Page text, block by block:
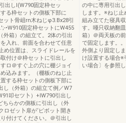
出しI(W790固定枠セッ
る枠セットの側板下部に
ット骨岨rn木ねじφ3.Bx28引
•W910固定枠セットにW455
外箱）の組立て。2体の引出
入れ、前面を合わせて任意
め位置は、スライドレールを
付け＠枠セットに引出し
ロ＠すぐ上の穴に棚ジョイ
込みます。（棚板のねじ止
する枠セットの側板下部に
し（外箱）の組立て例／W7
叩セツ卜）+IW790引出し
ちらかの側板に引出し（外
ゼッ卜扉が‘ピボット開き
付けてください。＠引出し
の中に専用引出
します。※ねじ
組み立てた寝具
す。唖只収納翻
箱）＠両天板の
で固定します。
外側より固定し
け設置する場合※
い場合〕を参照